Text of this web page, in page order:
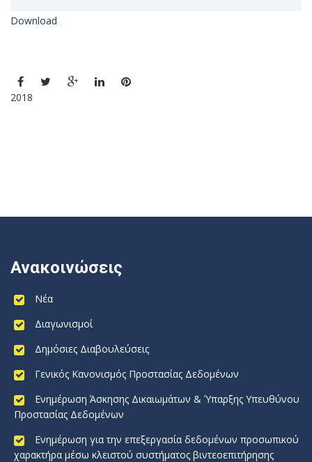
Download
2018
Ανακοινώσεις
Νέα
Διαγωνισμοί
Δημόσιες Διαβουλεύσεις
Γενικός Κανονισμός Προστασίας Δεδομένων
Ενημέρωση Άσκησης Δικαιωμάτων & Ύπαρξης Υπευθύνου
Προστασίας Δεδομένων
Ενημέρωση για την επεξεργασία δεδομένων προσωπικού
χαρακτήρα μέσω κλειστού συστήματος βιντεοεπιτήρησης